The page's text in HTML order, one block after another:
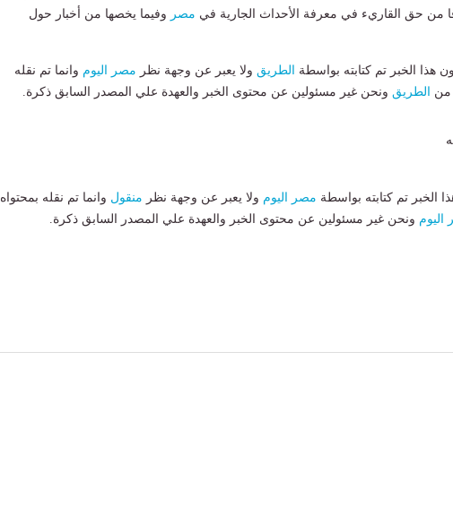
من حق القاريء في معرفة الأحداث الجارية في مصر وفيما يخصها من أخبار حول
الخبر تم كتابته بواسطة الطريق ولا يعبر عن وجهة نظر مصر اليوم وانما تم نقله
من
الطريق ونحن غير مسئولين عن محتوى الخبر والعهدة علي المصدر السابق ذكرة.
الخبر تم كتابته بواسطة مصر اليوم ولا يعبر عن وجهة نظر منقول وانما تم نقله بمحتواه
اليوم ونحن غير مسئولين عن محتوى الخبر والعهدة علي المصدر السابق ذكرة.